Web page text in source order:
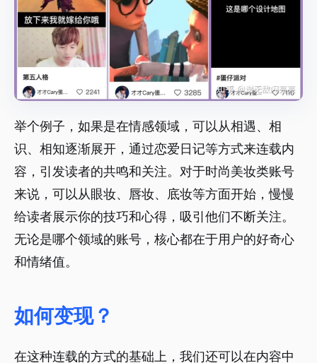
举个例子，如果是在情感领域，可以从相遇、相
识、相知逐渐展开，通过恋爱日记等方式来连载内
容，引发读者的共鸣和关注。对于时尚美妆类账号
来说，可以从眼妆、唇妆、底妆等方面开始，慢慢
给读者展示你的技巧和心得，吸引他们不断关注。
无论是哪个领域的账号，核心都在于用户的好奇心
和情绪值。
如何变现？
在这种连载的方式的基础上，我们还可以在内容中